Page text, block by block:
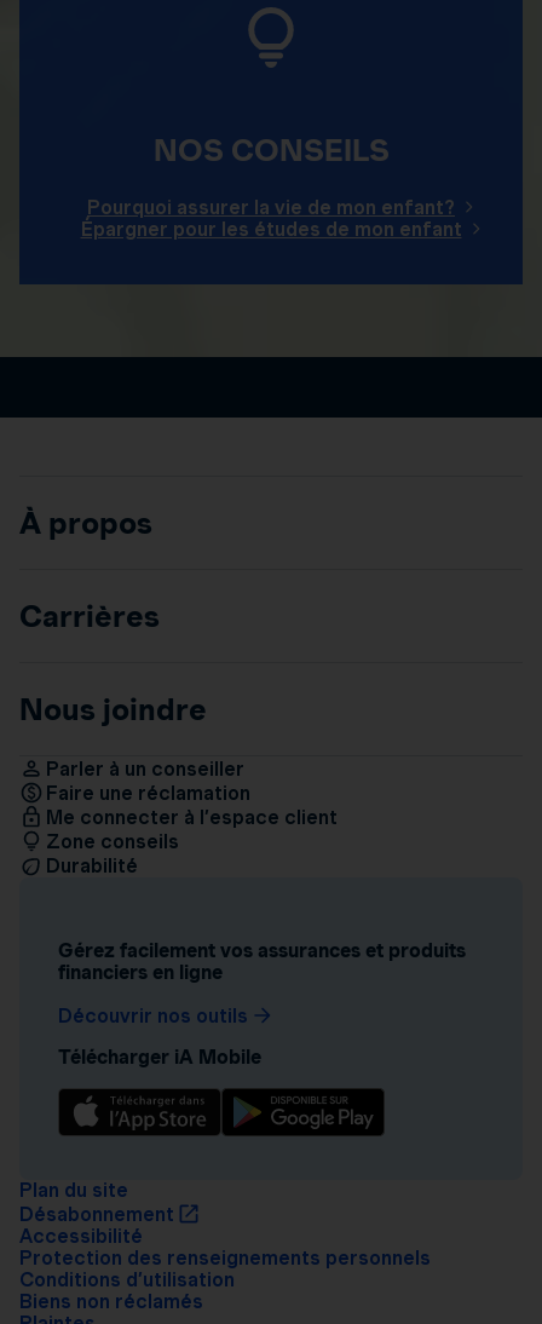
NOS CONSEILS
Pourquoi assurer la vie de mon enfant?
Épargner pour les études de mon enfant
À propos
Carrières
Nous joindre
Parler à un conseiller
Faire une réclamation
Me connecter à l’espace client
Zone conseils
Durabilité
Gérez facilement vos assurances et produits
financiers en ligne
Découvrir nos outils
Télécharger iA Mobile
Plan du site
Désabonnement
Accessibilité
Protection des renseignements personnels
Conditions d’utilisation
Biens non réclamés